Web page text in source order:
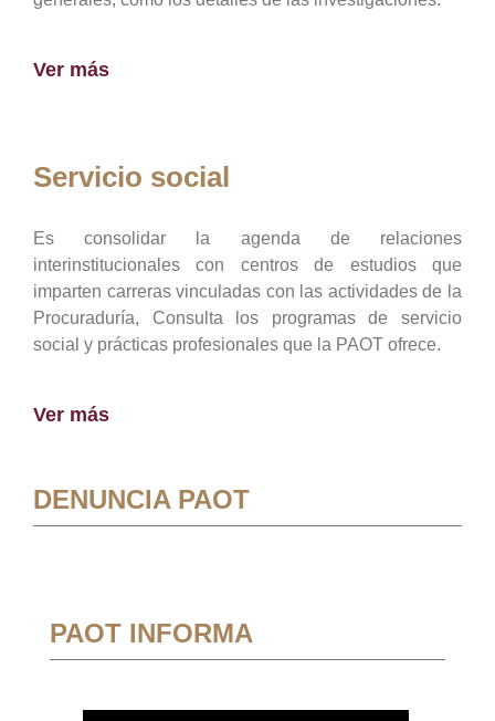
Ver más
Servicio social
Es consolidar la agenda de relaciones
interinstitucionales con centros de estudios que
imparten carreras vinculadas con las actividades de la
Procuraduría, Consulta los programas de servicio
social y prácticas profesionales que la PAOT ofrece.
Ver más
DENUNCIA PAOT
PAOT INFORMA